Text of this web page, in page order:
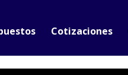
Cotizaciones